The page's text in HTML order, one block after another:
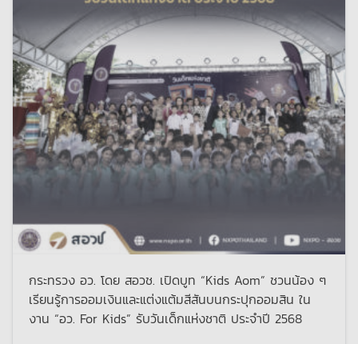
กระทรวง อว. โดย สอวช. เปิดบูท “Kids Aom” ชวนน้อง ๆ
เรียนรู้การออมเงินและแต่งแต้มสีสันบนกระปุกออมสิน ใน
งาน “อว. For Kids” รับวันเด็กแห่งชาติ ประจำปี 2568